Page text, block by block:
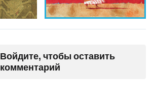
Войдите, чтобы оставить
комментарий